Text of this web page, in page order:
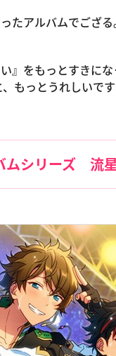
たアルバムでござ
』をもっとすきに
、もっとうれしい
ムシリーズ 流